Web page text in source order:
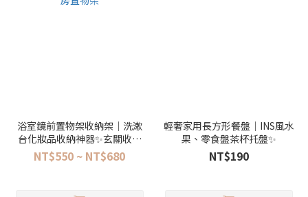
浴室鏡前置物架收納架｜洗漱
台化妝品收納神器✨玄關收納
架、廚房置物架
NT$550 ~ NT$680
輕奢家用長方形餐盤｜INS風水
果、零食盤茶杯托盤✨
NT$190